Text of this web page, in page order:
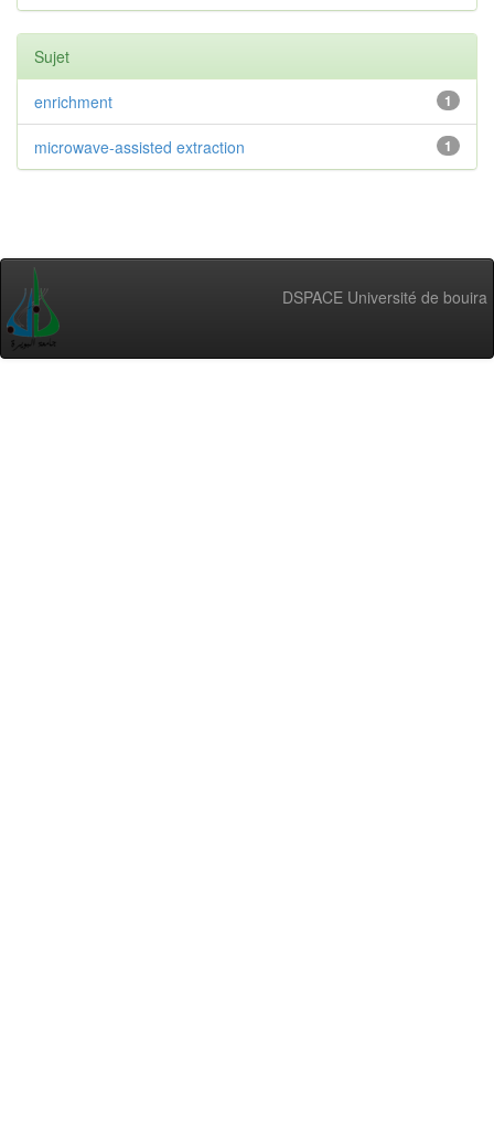
Sujet
1
enrichment
1
microwave-assisted extraction
DSPACE Université de bouira